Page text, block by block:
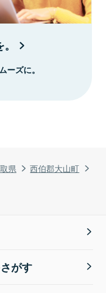
県
西伯郡大山町
ーズに。
がす